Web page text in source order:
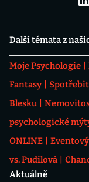
Další témata z
Moje Psychologie
Fantasy
Blesku
psychologické
ONLINE
vs. Pudilová
Aktuálně